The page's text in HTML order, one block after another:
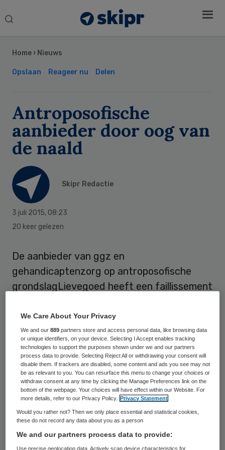
Search
Home › Nieuws
Opslaan Reageer nu Delen
Antroposofische
aanbieder door oog van
de naald
Skipr Redactie
3 juli 2015, 08:23
20 keer gelezen
De aanbieder van ggz en
gehandicaptenzorg op antroposofische
grondslagLievegoed heeft een faillissement
basis van een brief van het bestuur aan de
ouders van cliënten.
Medio juni berichtte FD over grote
financiële problemen bijLievegoed,dat een
kleine veertig locaties heeft in met name de
Randstad. Met name deliquiditeitspositie
zou penibelzijn. Door onder meer
investeringen in renovatie van vastgoed
was de kasstroom bijna zes miljoen euro
Sidebar
We Care About Your Privacy
We and our889 partners store and access personal data, like browsing data
or unique identifiers, on your device. Selecting I Accept enables tracking
technologies to support the purposes shown under we and our partners
process data to provide. Selecting Reject All or withdrawing your consent will
disable them. If trackers are disabled, some content and ads you see may not
be as relevant to you. You can resurface this menu to change your choices or
withdraw consent at any time by clicking the Manage Preferences link on the
bottom of the webpage. Your choices will have effect within our Website. For
more details, refer to our Privacy Policy.
Privacy Statement
Would you rather not? Then we only place essential and statistical cookies,
these do not record any data about you as a person
We and our partners process data to provide:
Use precise geolocation data. Actively scan device characteristics for